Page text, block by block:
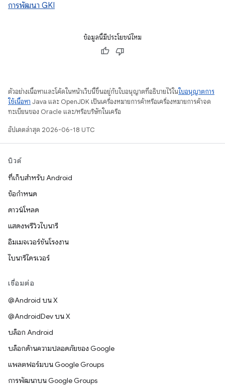
การพัฒนา GKI
ข้อมูลนี้มีประโยชน์ไหม
ตัวอย่างเนื้อหาและโค้ดในหน้าเว็บนี้ขึ้นอยู่กับใบอนุญาตที่อธิบายไว้ในใบอนุญาตการ
ใช้เนื้อหา Java และ OpenJDK เป็นเครื่องหมายการค้าหรือเครื่องหมายการค้าจด
ทะเบียนของ Oracle และ/หรือบริษัทในเครือ
อัปเดตล่าสุด 2026-06-18 UTC
บิวด์
ที่เก็บสำหรับ Android
ข้อกำหนด
ดาวน์โหลด
แสดงพรีวิวไบนารี
อิมเมจเวอร์ชันโรงงาน
ไบนารีไดรเวอร์
เชื่อมต่อ
@Android บน X
@AndroidDev บน X
บล็อก Android
บล็อกด้านความปลอดภัยของ Google
แพลตฟอร์มบน Google Groups
การพัฒนาบน Google Groups